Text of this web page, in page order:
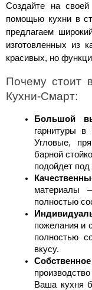
Создайте на
помощью кухни в
предлагаем
изготовленных из
красивых, но
Почему стоит
Кухни-Смарт:
Большой
гарнитуры
Угловые,
барной
подойдет
материалы
полностью
пожелания и
полностью
вкусу.
Ваша кухня